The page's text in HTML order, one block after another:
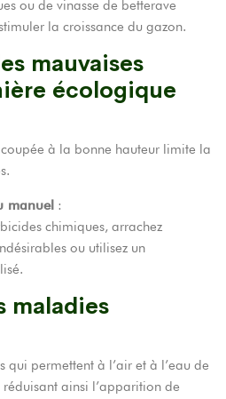
ou de vinasse de betterave
la croissance du gazon.
mauvaises
écologique
à la bonne hauteur limite la
manuel :
chimiques, arrachez
ou utilisez un
maladies
qui permettent à l’air et à l’eau de
ainsi l’apparition de